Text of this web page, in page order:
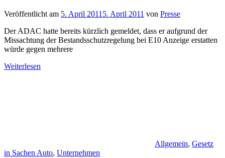
Veröffentlicht am 5. April 2011 5. April 2011 von Presse
Der ADAC hatte bereits kürzlich gemeldet, dass er aufgrund der
Missachtung der Bestandsschutzregelung bei E10 Anzeige erstatten
würde gegen mehrere
Weiterlesen
Allgemein, Gesetz
in Sachen Auto, Unternehmen